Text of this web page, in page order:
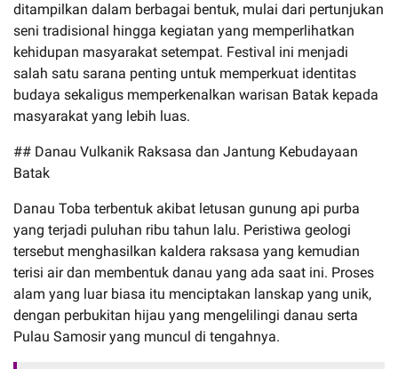
ditampilkan dalam berbagai bentuk, mulai dari pertunjukan
seni tradisional hingga kegiatan yang memperlihatkan
kehidupan masyarakat setempat. Festival ini menjadi
salah satu sarana penting untuk memperkuat identitas
budaya sekaligus memperkenalkan warisan Batak kepada
masyarakat yang lebih luas.
## Danau Vulkanik Raksasa dan Jantung Kebudayaan
Batak
Danau Toba terbentuk akibat letusan gunung api purba
yang terjadi puluhan ribu tahun lalu. Peristiwa geologi
tersebut menghasilkan kaldera raksasa yang kemudian
terisi air dan membentuk danau yang ada saat ini. Proses
alam yang luar biasa itu menciptakan lanskap yang unik,
dengan perbukitan hijau yang mengelilingi danau serta
Pulau Samosir yang muncul di tengahnya.